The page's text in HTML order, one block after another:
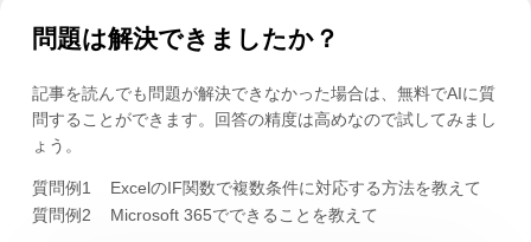
問題は解決できましたか？
記事を読んでも問題が解決できなかった場合は、無料でAIに質
問することができます。回答の精度は高めなので試してみまし
ょう。
質問例1
ExcelのIF関数で複数条件に対応する方法を教えて
質問例2
Microsoft 365でできることを教えて